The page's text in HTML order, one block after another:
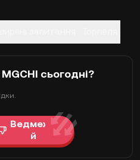
сьогодні?
Ведмежи
й